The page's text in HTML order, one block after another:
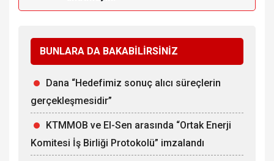
BUNLARA DA BAKABİLİRSİNİZ
Dana “Hedefimiz sonuç alıcı süreçlerin
gerçekleşmesidir”
KTMMOB ve El-Sen arasında “Ortak Enerji
Komitesi İş Birliği Protokolü” imzalandı